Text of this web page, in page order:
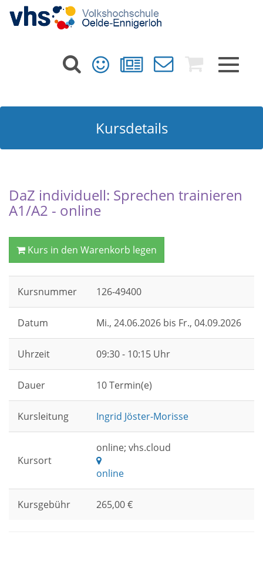
Toggle
Kursdetails
DaZ individuell: Sprechen trainieren
A1/A2 - online
Kurs in den Warenkorb legen
Kursnummer 126-49400
Datum Mi., 24.06.2026 bis Fr., 04.09.2026
Uhrzeit 09:30 - 10:15 Uhr
Dauer 10 Termin(e)
Kursleitung Ingrid Jöster-Morisse
Kursort
online; vhs.cloud
online
Kursgebühr 265,00 €